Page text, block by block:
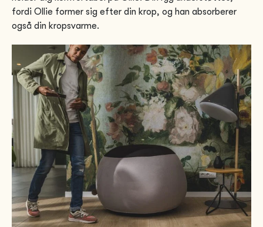
fordi Ollie former sig efter din krop, og han absorberer
også din kropsvarme.